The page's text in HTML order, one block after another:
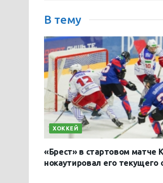
В тему
ХОККЕЙ
«Брест» в стартовом матче
нокаутировал его текущего